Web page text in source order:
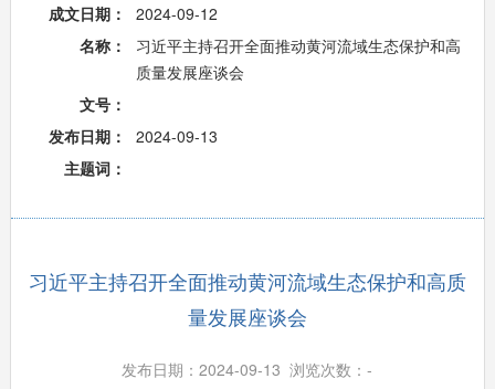
成文日期：
2024-09-12
名称：
习近平主持召开全面推动黄河流域生态保护和高
质量发展座谈会
文号：
发布日期：
2024-09-13
主题词：
习近平主持召开全面推动黄河流域生态保护和高质
量发展座谈会
发布日期：2024-09-13 浏览次数：-